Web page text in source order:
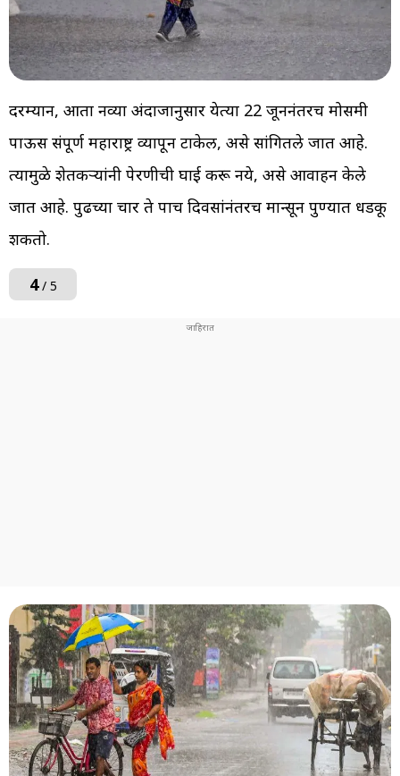
दरम्यान, आता नव्या अंदाजानुसार येत्या 22 जूननंतरच मोसमी
पाऊस संपूर्ण महाराष्ट्र व्यापून टाकेल, असे सांगितले जात आहे.
त्यामुळे शेतकऱ्यांनी पेरणीची घाई करू नये, असे आवाहन केले
जात आहे. पुढच्या चार ते पाच दिवसांनंतरच मान्सून पुण्यात धडकू
शकतो.
4/ 5